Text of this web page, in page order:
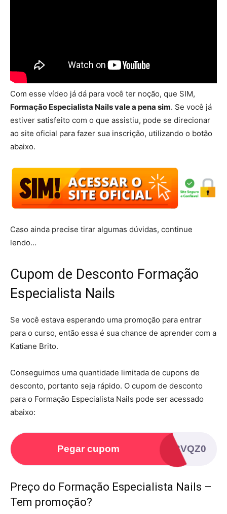
Com esse vídeo já dá para você ter noção, que SIM,
Formação Especialista Nails vale a pena sim. Se você já
estiver satisfeito com o que assistiu, pode se direcionar
ao site oficial para fazer sua inscrição, utilizando o botão
abaixo.
Caso ainda precise tirar algumas dúvidas, continue
lendo…
Cupom de Desconto Formação
Especialista Nails
Se você estava esperando uma promoção para entrar
para o curso, então essa é sua chance de aprender com a
Katiane Brito.
Conseguimos uma quantidade limitada de cupons de
desconto, portanto seja rápido. O cupom de desconto
para o Formação Especialista Nails pode ser acessado
abaixo:
Pegar cupom WKN3VQZ0
Preço do Formação Especialista Nails –
Tem promoção?